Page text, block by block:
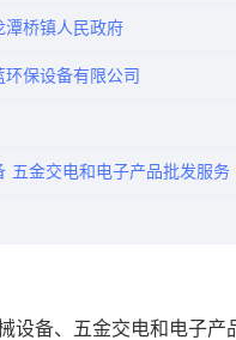
潭桥镇人民政府
环保设备有限公司
五金交电和电子产品批发服务
设备、五金交电和电子产